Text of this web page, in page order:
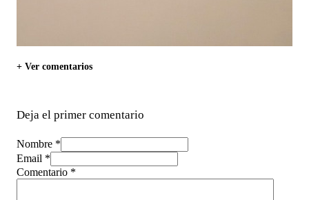
+ Ver comentarios
Deja el primer comentario
Nombre *
Email *
Comentario *